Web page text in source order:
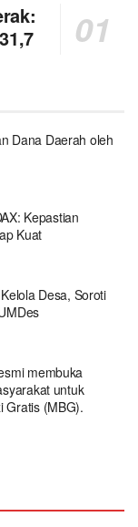
Dana Daerah oleh
Kepastian
Kuat
Desa, Soroti
membuka
untuk
Gratis (MBG).